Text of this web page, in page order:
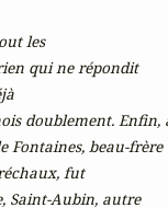
les
rien qui ne répondit
doublement. Enfin,
Fontaines, beau-frère
fut
Saint-Aubin, autre